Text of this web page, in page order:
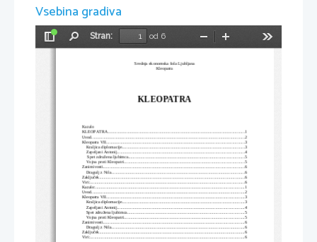
Vsebina gradiva
Preklopi
Stran:
od 6
Pomanjšaj
Srednja ekonomska šola Ljubljana
Kleopatra
KLEOPATRA
Kazalo
KLEOPATRA.............................................................................................................................1
Uvod ............................................................................................................................................2
Kleopatra VII.
.............................................................................................................................3
Kraljica diplomacije................................................................................................................3
Zapeljani Antonij
....................................................................................................................4
Spet združena ljubimca..........................................................................................................5
Vojna proti Kleopatri..............................................................................................................5
Zanimivosti.................................................................................................................................6
Dragulj z Nila..........................................................................................................................6
Zaključek .....................................................................................................................................6
Viri: .............................................................................................................................................6
Kazalo:
1
Uvod ............................................................................................................................................2
Kleopatra VII..............................................................................................................................3
Kraljica diplomacije................................................................................................................3
Zapeljani Antonij....................................................................................................................4
Spet združena ljubimca ...........................................................................................................5
Vojna proti Kleopatri ..............................................................................................................5
Zanimivosti .................................................................................................................................6
Dragulj z Nila..........................................................................................................................6
Zaključek.....................................................................................................................................6
Viri:.............................................................................................................................................6